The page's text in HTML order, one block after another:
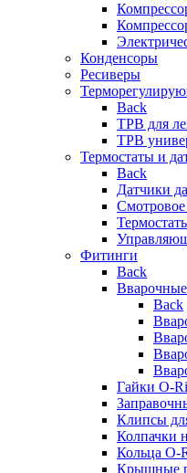
Конденсоры
Ресиверы
Back
ТРВ для
ТРВ
Термостаты и
Back
Датчики
Смотровое
Фитинги
Back
Back
Гайки O-
Клипсы
Колпачки
Кольца O-
Крышные